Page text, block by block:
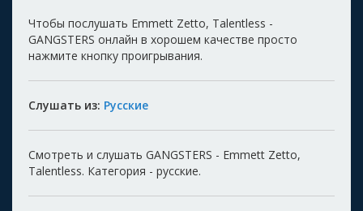
Чтобы послушать Emmett Zetto, Talentless -
GANGSTERS онлайн в хорошем качестве просто
нажмите кнопку проигрывания.
Слушать из: Русские
Смотреть и слушать GANGSTERS - Emmett Zetto,
Talentless. Категория - русские.